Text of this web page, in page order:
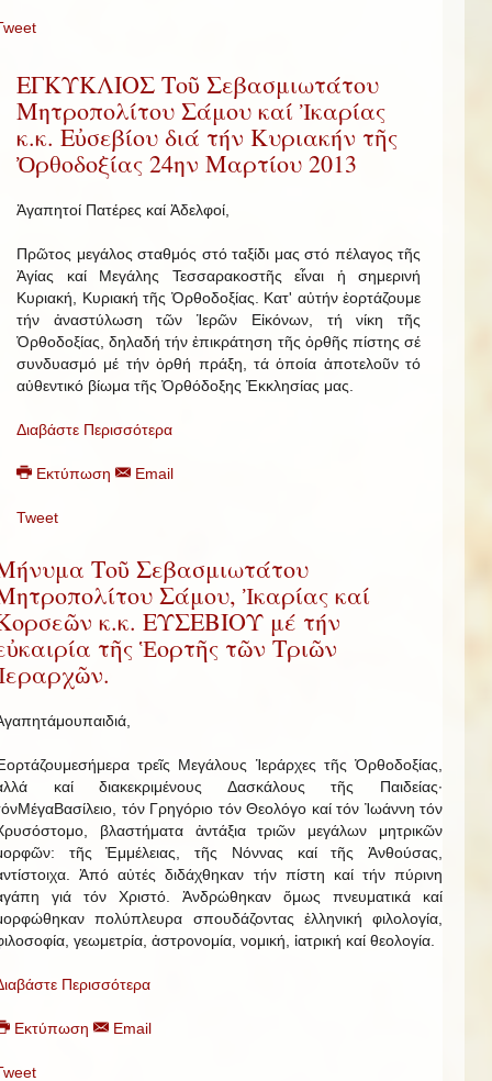
ΕΓΚΥΚΛΙΟΣ Τοῦ Σεβασμιωτάτου
Μητροπολίτου Σάμου καί Ἰκαρίας
κ.κ. Εὐσεβίου διά τήν Κυριακήν τῆς
Ὀρθοδοξίας 24ην Μαρτίου 2013
Ἀγαπητοί Πατέρες καί Ἀδελφοί,
Πρῶτος μεγάλος σταθμός στό ταξίδι μας στό πέλαγος τῆς
Ἁγίας καί Μεγάλης Τεσσαρακοστῆς εἶναι ἡ σημερινή
Κυριακή, Κυριακή τῆς Ὀρθοδοξίας. Κατ' αὐτήν ἑορτάζουμε
τήν ἀναστύλωση τῶν Ἱερῶν Εἰκόνων, τή νίκη τῆς
Ὀρθοδοξίας, δηλαδή τήν ἐπικράτηση τῆς ὀρθῆς πίστης σέ
συνδυασμό μέ τήν ὀρθή πράξη, τά ὁποία ἀποτελοῦν τό
αὐθεντικό βίωμα τῆς Ὀρθόδοξης Ἐκκλησίας μας.
Διαβάστε Περισσότερα
Εκτύπωση Email
Tweet
Τοῦ Σεβασμιωτάτου
Σάμου, Ἰκαρίας καί
κ.κ. ΕΥΣΕΒΙΟΥ μέ τήν
τῆς Ἑορτῆς τῶν Τριῶν
τρεῖς Μεγάλους Ἱεράρχες τῆς Ὀρθοδοξίας,
καί διακεκριμένους Δασκάλους τῆς Παιδείας·
τόν Γρηγόριο τόν Θεολόγο καί τόν Ἰωάννη τόν
βλαστήματα ἀντάξια τριῶν μεγάλων μητρικῶν
τῆς Ἐμμέλειας, τῆς Νόννας καί τῆς Ἀνθούσας,
Ἀπό αὐτές διδάχθηκαν τήν πίστη καί τήν πύρινη
γιά τόν Χριστό. Ἀνδρώθηκαν ὅμως πνευματικά καί
πολύπλευρα σπουδάζοντας ἑλληνική φιλολογία,
γεωμετρία, ἀστρονομία, νομική, ἰατρική καί θεολογία.
Περισσότερα
Εκτύπωση Email